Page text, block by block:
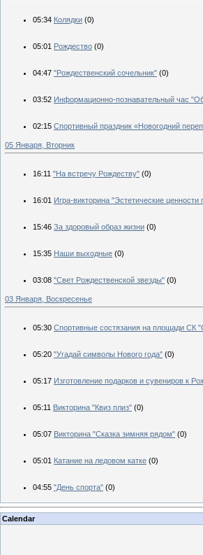
05:34 Колядки (0)
05:01 Рождество (0)
04:47 "Рождественский сочельник" (0)
03:52 Информационно-познавательный час
02:15 Спортивный праздник «Новогодний
05 Января, Вторник
16:11 "На встречу Рождеству" (0)
16:01 Игра-викторина "Эстетические ценности
15:46 За здоровый образ жизни (0)
15:35 Наши выходные (0)
03:08 "Свет Рождественской звезды" (0)
03 Января, Воскресенье
05:30 Спортивные состязания на площади СК
05:20 "Угадай символы Нового года" (0)
05:17 Изготовление подарков и сувениров к
05:11 Викторина "Квиз плиз" (0)
05:07 Викторина "Сказка зимняя рядом" (0)
05:01 Катание на ледовом катке (0)
04:55 "День спорта" (0)
Calendar